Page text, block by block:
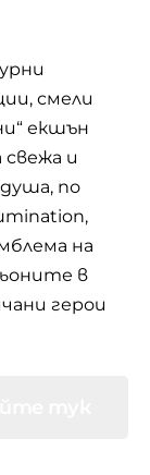
смели
екшън
свежа и
по
на
в
герои